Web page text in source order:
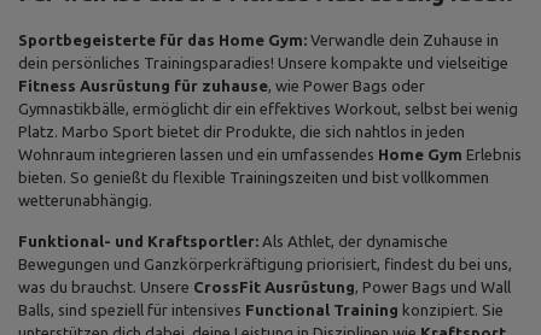
Sportbegeisterte für das Home Gym: Verwandle dein Zuhause in
dein persönliches Trainingsparadies! Unsere kompakte und vielseitige
Fitness Ausrüstung für zuhause, wie Power Bags oder
Gymnastikbälle, ermöglicht dir ein effektives Workout, selbst bei wenig
Platz. Marbo Sport bietet dir Produkte, die sich nahtlos in jeden
Wohnraum integrieren lassen und ein umfassendes Home Gym Erlebnis
bieten. So genießt du flexible Trainingszeiten und bist vollkommen
wetterunabhängig.
Funktional- und Kraftsportler: Als Athlet, der dynamische
Bewegungen und Ganzkörperkräftigung priorisiert, findest du bei uns,
was du brauchst. Unsere CrossFit Ausrüstung, Power Bags und Wall
Balls, sind speziell für intensives Functional Training konzipiert. Sie